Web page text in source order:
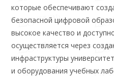
которые обеспечивают
безопасной цифровой
высокое качество и
осуществляется через
инфраструктуры
и оборудования учебных